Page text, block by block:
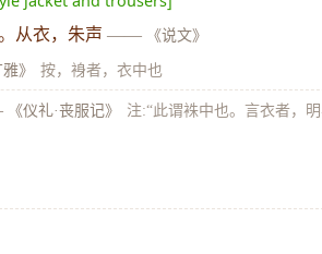
从衣，朱声 —— 《说文》
雅》 按，裑者，衣中也
《仪礼·丧服记》 注:“此谓袾中也。言衣者，